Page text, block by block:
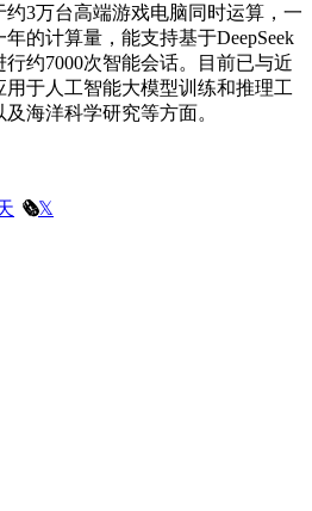
3万台高端游戏电脑同时运算，一
的计算量，能支持基于DeepSeek
约7000次智能会话。目前已与近
用于人工智能大模型训练和推理工
海洋科学研究等方面。
🗞️𝕏